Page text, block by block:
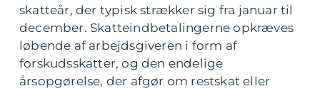
skatteår, der typisk strækker sig fra januar til
december. Skatteindbetalingerne opkræves
løbende af arbejdsgiveren i form af
forskudsskatter, og den endelige
årsopgørelse, der afgør om restskat eller